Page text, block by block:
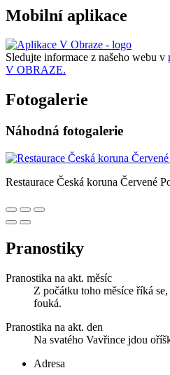
Mobilní aplikace
Sledujte informace z našeho webu v
V OBRAZE.
Fotogalerie
Náhodná fotogalerie
Restaurace Česká koruna Červené
Pranostiky
Pranostika na akt. měsíc
Z počátku toho měsíce říká
fouká.
Pranostika na akt. den
Na svatého Vavřince jdou
Adresa